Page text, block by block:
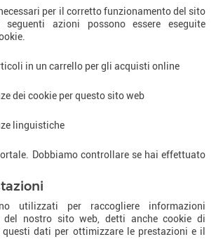
per il corretto funzionamento del sito
azioni possono essere eseguite
in un carrello per gli acquisti online
dei cookie per questo sito web
linguistiche
Dobbiamo controllare se hai effettuato
utilizzati per raccogliere informazioni
del nostro sito web, detti anche cookie di
dati per ottimizzare le prestazioni e il